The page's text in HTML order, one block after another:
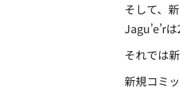
そして、
Jagu’e’r
それでは
新規コミ